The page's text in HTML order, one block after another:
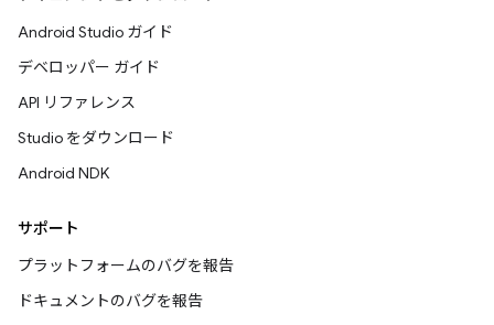
Android Studio ガイド
デベロッパー ガイド
API リファレンス
Studio をダウンロード
Android NDK
サポート
プラットフォームのバグを報告
ドキュメントのバグを報告